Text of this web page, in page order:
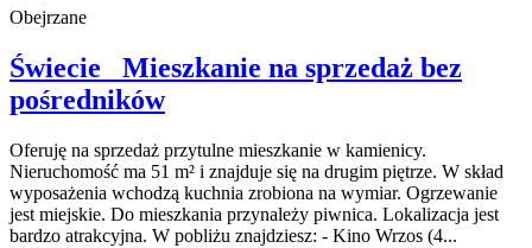
Obejrzane
Świecie Mieszkanie na sprzedaż bez
pośredników
Oferuję na sprzedaż przytulne mieszkanie w kamienicy.
Nieruchomość ma 51 m² i znajduje się na drugim piętrze. W skład
wyposażenia wchodzą kuchnia zrobiona na wymiar. Ogrzewanie
jest miejskie. Do mieszkania przynależy piwnica. Lokalizacja jest
bardzo atrakcyjna. W pobliżu znajdziesz: - Kino Wrzos (4...